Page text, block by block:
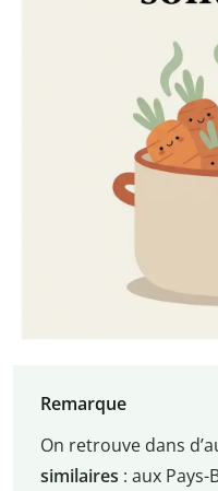
Remarque
On retrouve dans
similaires : aux Pays-